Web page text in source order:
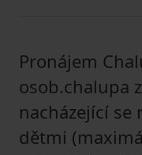
Pronájem
osob.chalupa
nacházející
dětmi